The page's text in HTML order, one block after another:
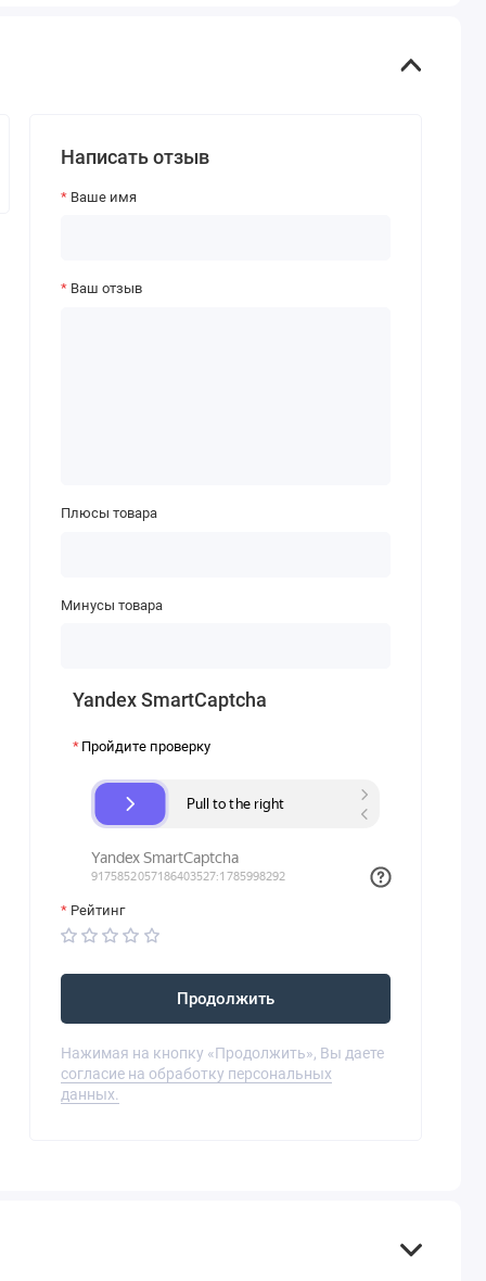
Написать отзыв
Ваше имя
Ваш отзыв
Плюсы товара
Минусы товара
Yandex SmartCaptcha
Пройдите проверку
Рейтинг
Продолжить
Нажимая на кнопку «Продолжить», Вы даете
согласие на обработку персональных
данных.